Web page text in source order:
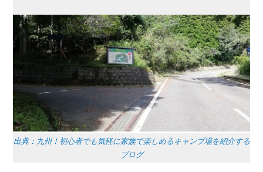
出典：九州！初心者でも気軽に家族で楽しめるキャンプ場を紹介する
ブログ